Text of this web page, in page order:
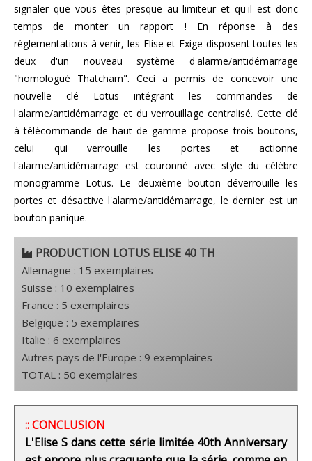
signaler que vous êtes presque au limiteur et qu'il est donc
temps de monter un rapport ! En réponse à des
réglementations à venir, les Elise et Exige disposent toutes les
deux d'un nouveau système d'alarme/antidémarrage
"homologué Thatcham". Ceci a permis de concevoir une
nouvelle clé Lotus intégrant les commandes de
l'alarme/antidémarrage et du verrouillage centralisé. Cette clé
à télécommande de haut de gamme propose trois boutons,
celui qui verrouille les portes et actionne
l'alarme/antidémarrage est couronné avec style du célèbre
monogramme Lotus. Le deuxième bouton déverrouille les
portes et désactive l'alarme/antidémarrage, le dernier est un
bouton panique.
PRODUCTION LOTUS ELISE 40 TH
Allemagne : 15 exemplaires
Suisse : 10 exemplaires
France : 5 exemplaires
Belgique : 5 exemplaires
Italie : 6 exemplaires
Autres pays de l'Europe : 9 exemplaires
TOTAL : 50 exemplaires
:: CONCLUSION
L'Elise S dans cette série limitée 40th Anniversary